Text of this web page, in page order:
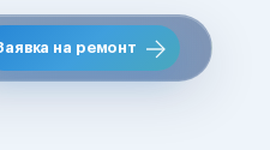
на ремонт